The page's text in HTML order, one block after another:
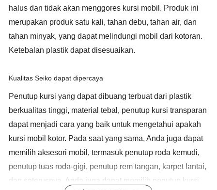
halus dan tidak akan menggores kursi mobil. Produk ini
merupakan produk satu kali, tahan debu, tahan air, dan
tahan minyak, yang dapat melindungi mobil dari kotoran.
Ketebalan plastik dapat disesuaikan.
Kualitas Seiko dapat dipercaya
Penutup kursi yang dapat dibuang terbuat dari plastik
berkualitas tinggi, material tebal, penutup kursi transparan
dapat menjadi cara yang baik untuk mengetahui apakah
kursi mobil kotor. Pada saat yang sama, Anda juga dapat
memilih aksesori mobil, termasuk penutup roda kemudi,
penutup tuas roda-gigi, penutup rem tangan, karpet lantai,
dan seterusnya. Anda juga dapat memilih penutup kursi